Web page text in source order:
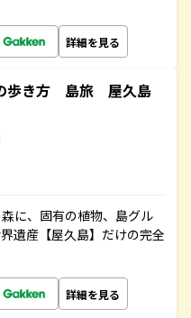
詳細を見る
歩き方 島旅 屋久島
に、固有の植物、島グル
遺産【屋久島】だけの完全
詳細を見る